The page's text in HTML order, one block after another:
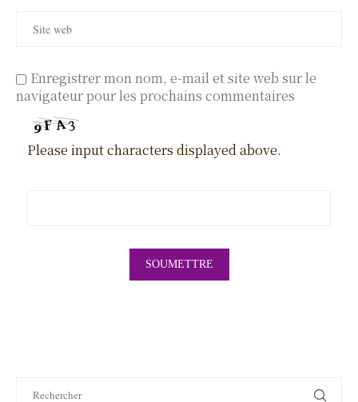
Enregistrer mon nom, e-mail et site web sur le
navigateur pour les prochains commentaires
Please input characters displayed above.